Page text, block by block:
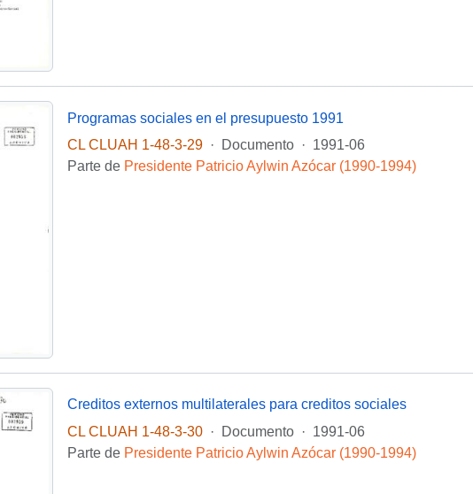
Programas sociales en el presupuesto 1991
CL CLUAH 1-48-3-29
· Documento · 1991-06
Parte de Presidente Patricio Aylwin Azócar (1990-1994)
Creditos externos multilaterales para creditos sociales
CL CLUAH 1-48-3-30
· Documento · 1991-06
Parte de Presidente Patricio Aylwin Azócar (1990-1994)